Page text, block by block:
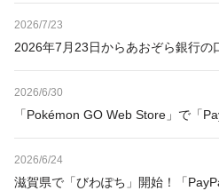
2026/7/23
2026年7月23日からあおぞら銀行の
2026/6/30
「Pokémon GO Web Store」で「
2026/6/24
滋賀県で「びわぽち」開始！「